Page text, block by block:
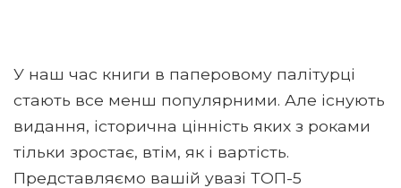
У наш час книги в паперовому палітурці
стають все менш популярними. Але існують
видання, історична цінність яких з роками
тільки зростає, втім, як і вартість.
Представляємо вашій увазі ТОП-5